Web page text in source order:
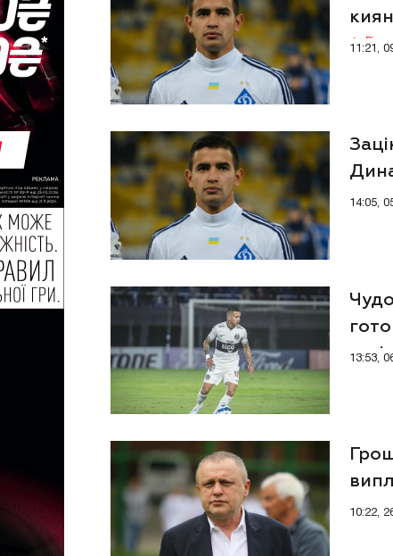
Відео
11:21,
14:05,
13:53,
10:22,